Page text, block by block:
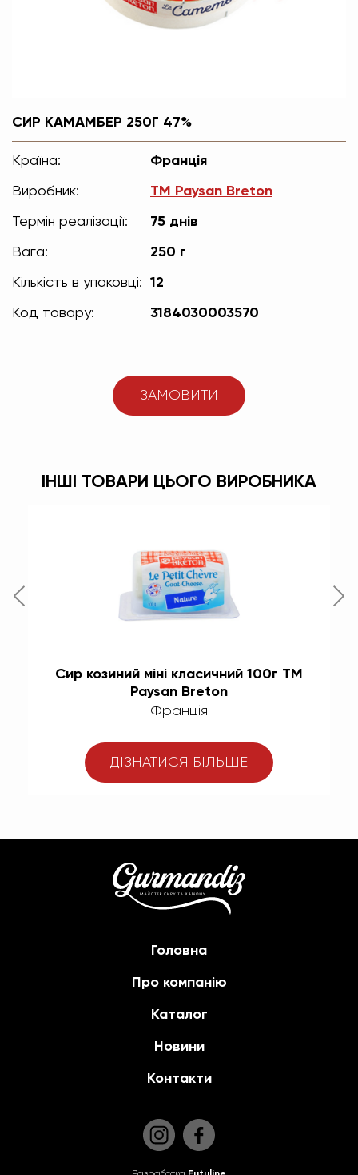
СИР КАМАМБЕР 250Г 47%
Країна: Франція
Виробник: ТМ Paysan Breton
Термін реалізації: 75 днів
Вага: 250 г
Кількість в упаковці: 12
Код товару: 3184030003570
ЗАМОВИТИ
ІНШІ ТОВАРИ ЦЬОГО ВИРОБНИКА
Сир козиний міні класичний 100г ТМ
Paysan Breton
Франція
ДІЗНАТИСЯ БІЛЬШЕ
Головна
Про компанію
Каталог
Новини
Контакти